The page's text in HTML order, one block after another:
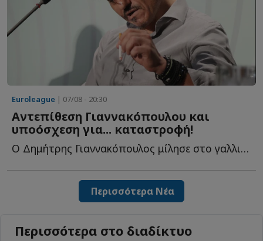
Euroleague | 07/08 - 20:30
Αντεπίθεση Γιαννακόπουλου και
υποόσχεση για... καταστροφή!
Ο Δημήτρης Γιαννακόπουλος μίλησε στο γαλλικό κανάλι Eu...
Περισσότερα Νέα
Περισσότερα στο διαδίκτυο